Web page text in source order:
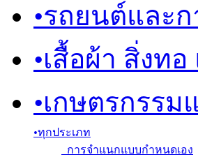
•รถยนต์และ
•เสื้อผ้า สิ่งท
•เกษตรกรรม
•ทุกประเภท
การจำแนกแบบกำหนดเอง